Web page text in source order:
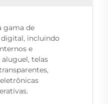
gama de
incluindo
e
aluguel, telas